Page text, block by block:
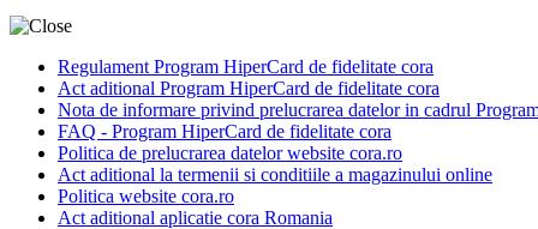
Regulament Program HiperCard de fidelitate cora
Act aditional Program HiperCard de fidelitate cora
Nota de informare privind prelucrarea datelor in cadrul
FAQ - Program HiperCard de fidelitate cora
Politica de prelucrarea datelor website cora.ro
Act aditional la termenii si conditiile a magazinului online
Politica website cora.ro
Act aditional aplicatie cora Romania